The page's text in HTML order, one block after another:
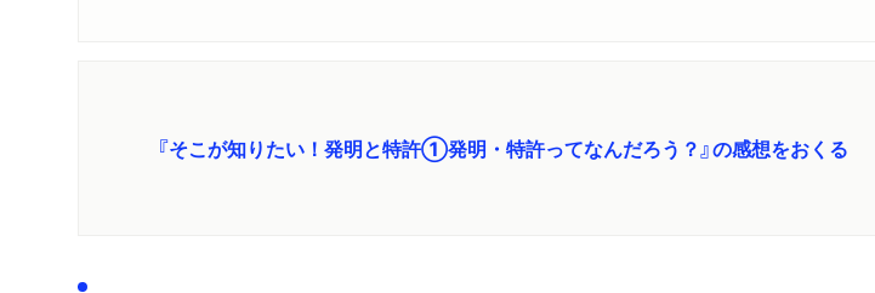
『そこが知りたい！発明と特許①発明・特許ってなんだろう？』の感想をおくる